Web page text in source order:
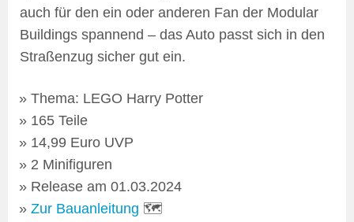
auch für den ein oder anderen Fan der Modular
Buildings spannend – das Auto passt sich in den
Straßenzug sicher gut ein.
Thema: LEGO Harry Potter
165 Teile
14,99 Euro UVP
2 Minifiguren
Release am 01.03.2024
Zur Bauanleitung 🗺